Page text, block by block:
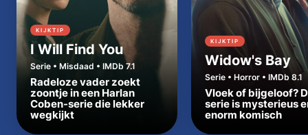
KIJKTIP
I Will Find You
Serie • Misdaad • IMDb 7.1
Radeloze vader zoekt
zoontje in een Harlan
Coben-serie die lekker
wegkijkt
KIJKTIP
Widow's Bay
Serie • Horror • IMDb 8.1
Vloek of bijgeloof?
serie is mysterieus
enorm komisch